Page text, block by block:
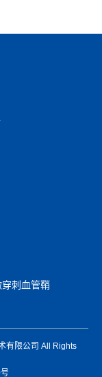
穿刺血管鞘
有限公司 All Rights